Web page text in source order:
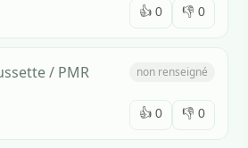
👍 0 👎 0
/ PMR non renseigné
👍 0 👎 0